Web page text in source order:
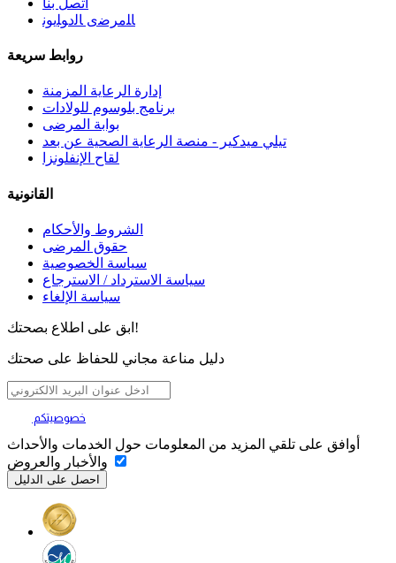
ﺎﻠﻣﺮﺿﻯ ﺎﻟﺩﻮﻠﻳﻮﻧ
روابط سريعة
إدارة الرعاية المزمنة
برنامج بلوسوم للولادات
بوابة المرضى
تيلي ميدكير - منصة الرعاية الصحية عن بعد
لقاح الإنفلونزا
القانونية
الشروط والأحكام
حقوق المرضى
سياسة الخصوصية
سياسة الاسترداد / الاسترجاع
سياسة الإلغاء
ابق على اطلاع بصحتك!
دليل مناعة مجاني للحفاظ على صحتك
خصوصيتكم
أوافق على تلقي المزيد من المعلومات حول الخدمات والأحداث